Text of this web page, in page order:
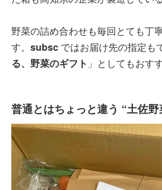
野菜の詰め合わせも毎回とても丁
す。 subsc ではお届け先の指定も
る、野菜のギフト 」としてもおす
普通とはちょっと違う “土佐